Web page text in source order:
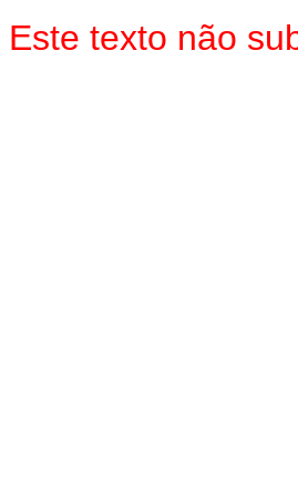
Este texto não